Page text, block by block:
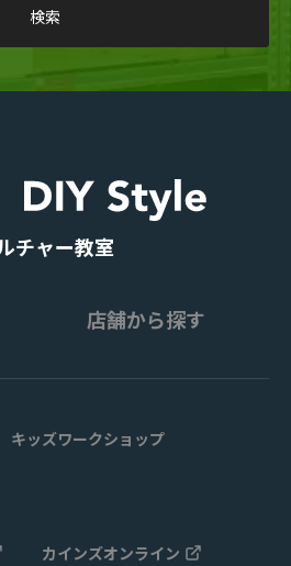
チャー教室
店舗から探す
キッズワークショップ
カインズオンライン